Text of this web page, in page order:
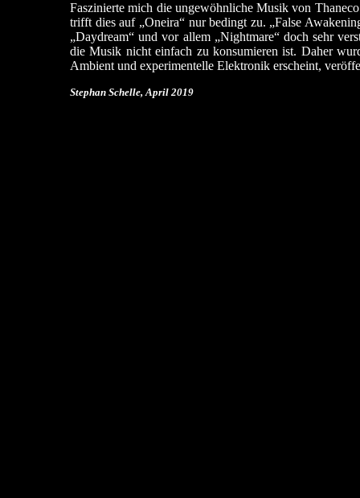
Faszinierte mich die ungewöhnliche Musik von
trifft dies auf „Oneira“ nur bedingt zu. „False
„Daydream“ und vor allem „Nightmare“ doch sehr
die Musik nicht einfach zu konsumieren ist. Daher
Ambient und experimentelle Elektronik erscheint,
Stephan Schelle, April 2019